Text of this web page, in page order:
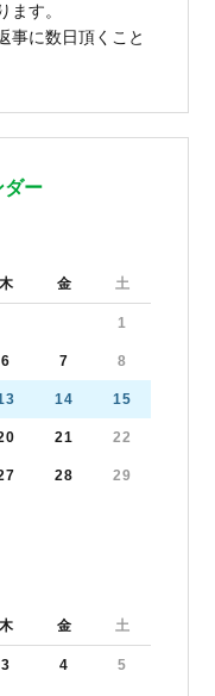
ます。
事に数日頂くこと
ダー
木 金 土
1
6 7 8
14 15
21 22
28 29
木 金 土
3 4 5